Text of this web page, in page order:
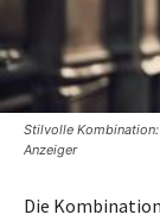
Stilvolle
Anzeiger
Die